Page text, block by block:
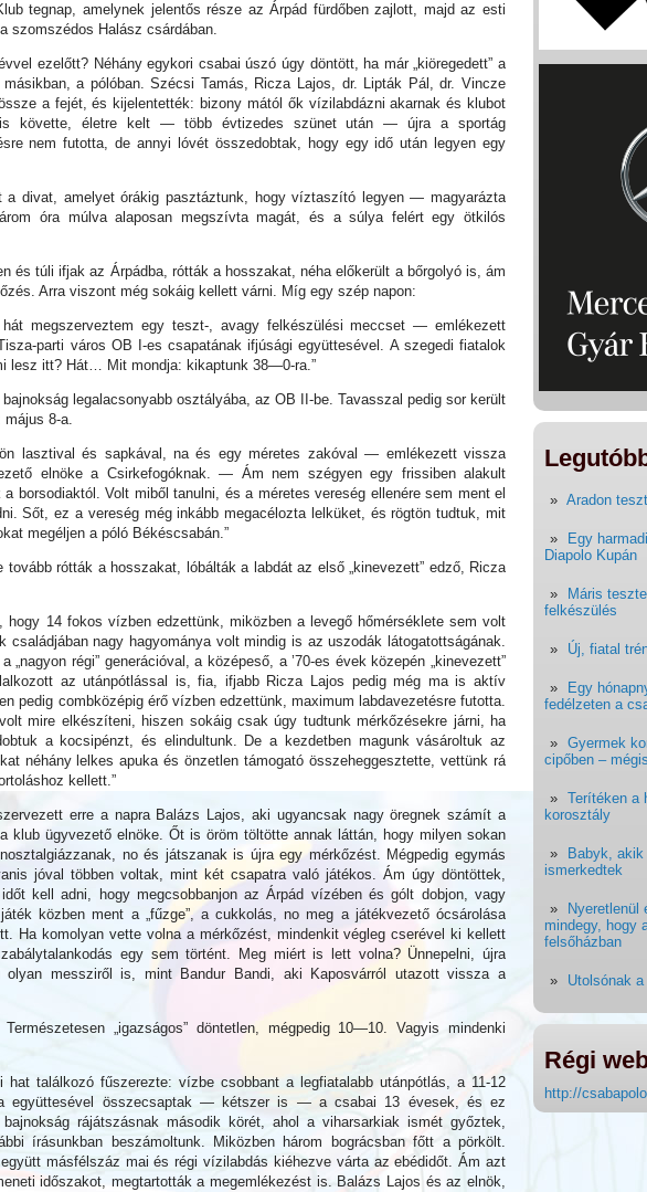
Aradon
Egy
Diapolo Kupán
Máris
felkészülés
Új, fiatal
Egy
fedélzeten a
Gyermek
cipőben –
Terítéken a
korosztály
Babyk,
ismerkedtek
Nyeretlenül
mindegy, hogy
felsőházban
Utolsónak
Régi
http://
tegnap, amelynek jelentős része az Árpád fürdőben zajlott, majd az esti
szomszédos Halász csárdában.
ezelőtt? Néhány egykori csabai úszó úgy döntött, ha már „kiöregedett” a
a pólóban. Szécsi Tamás, Ricza Lajos, dr. Lipták Pál, dr. Vincze
a fejét, és kijelentették: bizony mától ők vízilabdázni akarnak és klubot
is követte, életre kelt — több évtizedes szünet után — újra a sportág
nem futotta, de annyi lóvét összedobtak, hogy egy idő után legyen egy
a divat, amelyet órákig pasztáztunk, hogy víztaszító legyen — magyarázta
óra múlva alaposan megszívta magát, és a súlya felért egy ötkilós
és túli ifjak az Árpádba, rótták a hosszakat, néha előkerült a bőrgolyó is, ám
Arra viszont még sokáig kellett várni. Míg egy szép napon:
hát megszerveztem egy teszt-, avagy felkészülési meccset — emlékezett
parti város OB I-es csapatának ifjúsági együttesével. A szegedi fiatalok
lesz itt? Hát… Mit mondja: kikaptunk 38—0-ra.”
legalacsonyabb osztályába, az OB II-be. Tavasszal pedig sor került
május 8-a.
lasztival és sapkával, na és egy méretes zakóval — emlékezett vissza
elnöke a Csirkefogóknak. — Ám nem szégyen egy frissiben alakult
borsodiaktól. Volt miből tanulni, és a méretes vereség ellenére sem ment el
Sőt, ez a vereség még inkább megacélozta lelküket, és rögtön tudtuk, mit
megéljen a póló Békéscsabán.”
rótták a hosszakat, lóbálták a labdát az első „kinevezett” edző, Ricza
14 fokos vízben edzettünk, miközben a levegő hőmérséklete sem volt
nagy hagyománya volt mindig is az uszodák látogatottságának.
régi” generációval, a középeső, a ’70-es évek közepén „kinevezett”
az utánpótlással is, fia, ifjabb Ricza Lajos pedig még ma is aktív
pedig combközépig érő vízben edzettünk, maximum labdavezetésre futotta.
mire elkészíteni, hiszen sokáig csak úgy tudtunk mérkőzésekre járni, ha
a kocsipénzt, és elindultunk. De a kezdetben magunk vásároltuk az
néhány lelkes apuka és önzetlen támogató összeheggesztette, vettünk rá
kellett.”
erre a napra Balázs Lajos, aki ugyancsak nagy öregnek számít a
klub ügyvezető elnöke. Őt is öröm töltötte annak láttán, hogy milyen sokan
no és játszanak is újra egy mérkőzést. Mégpedig egymás
jóval többen voltak, mint két csapatra való játékos. Ám úgy döntöttek,
kell adni, hogy megcsobbanjon az Árpád vízében és gólt dobjon, vagy
közben ment a „fűzge”, a cukkolás, no meg a játékvezető ócsárolása
Ha komolyan vette volna a mérkőzést, mindenkit végleg cserével ki kellett
egy sem történt. Meg miért is lett volna? Ünnepelni, újra
messziről is, mint Bandur Bandi, aki Kaposvárról utazott vissza a
„igazságos” döntetlen, mégpedig 10—10. Vagyis mindenki
hat találkozó fűszerezte: vízbe csobbant a legfiatalabb utánpótlás, a 11-12
együttesével összecsaptak — kétszer is — a csabai 13 évesek, és ez
rájátszásnak második körét, ahol a viharsarkiak ismét győztek,
írásunkban beszámoltunk. Miközben három bográcsban főtt a pörkölt.
másfélszáz mai és régi vízilabdás kiéhezve várta az ebédidőt. Ám azt
időszakot, megtartották a megemlékezést is. Balázs Lajos és az elnök,